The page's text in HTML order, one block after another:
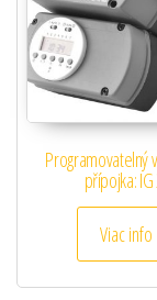
Programovatelný
přípojka: IG
Viac info